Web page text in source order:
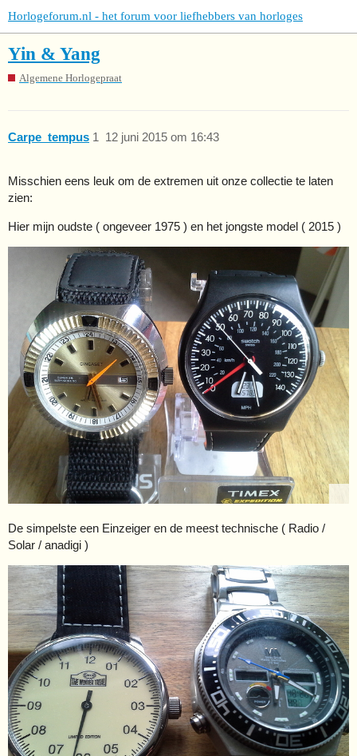
Horlogeforum.nl - het forum voor liefhebbers van horloges
Yin & Yang
Algemene Horlogepraat
Carpe_tempus 12 juni 2015 om 16:43
1
Misschien eens leuk om de extremen uit onze collectie te laten
zien:
Hier mijn oudste ( ongeveer 1975 ) en het jongste model ( 2015 )
De simpelste een Einzeiger en de meest technische ( Radio /
Solar / anadigi )